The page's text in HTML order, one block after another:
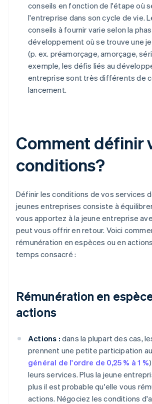
conseils en fonction de l'étape où
l'entreprise dans son cycle de vie.
conseils à fournir varie selon la
développement où se trouve une
(p. ex. préamorçage, amorçage,
exemple, les défis liés au
entreprise sont très différents de
lancement.
Comment définir
conditions?
Définir les conditions de vos services
jeunes entreprises consiste à
vous apportez à la jeune entreprise
peut vous offrir en retour. Voici
rémunération en espèces ou en
temps consacré :
Rémunération en
actions
Actions : dans la plupart des cas,
prennent une petite participation
général de l'ordre de 0,25 % à 1 %
leurs services. Plus la jeune
plus il est probable qu'elle vous
actions. Négociez les conditions